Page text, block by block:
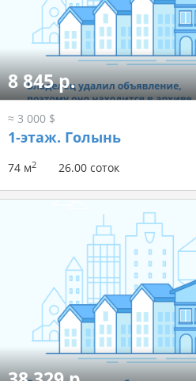
8 845 р.
≈ 3 000 $
1-этаж. Голынь
74 м2 26.00 соток